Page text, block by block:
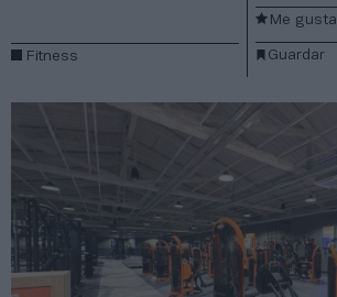
Fitness Guardar
Me gusta